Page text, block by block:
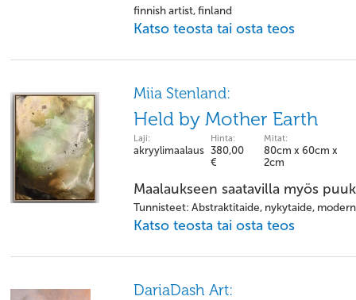
finnish artist, finland
Katso teosta tai osta teos
Miia Stenland:
Held by Mother Earth
Laji:
akryylimaalaus
Hinta:
380,00
€
Mitat:
80cm x 60cm x
2cm
Maalaukseen saatavilla myös
Tunnisteet: Abstraktitaide, nykytaide,
Katso teosta tai osta teos
DariaDash Art: